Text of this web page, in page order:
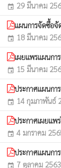
event 29 มีนาคม
แผนการจัดซื้อจั
event 18 มีนาคม
เผยแพรแผนก
event 15 มีนาคม
ประกาศแผนกา
event 14 กุมภาพันธ์
ประกาศเผยแพ
event 4 มกราคม
ประกาศแผนกา
event 7 ตุลาคม 2563